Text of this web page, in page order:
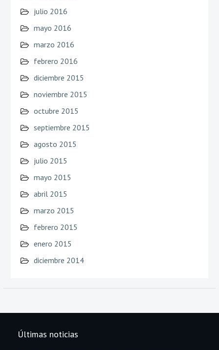
julio 2016
mayo 2016
marzo 2016
febrero 2016
diciembre 2015
noviembre 2015
octubre 2015
septiembre 2015
agosto 2015
julio 2015
mayo 2015
abril 2015
marzo 2015
febrero 2015
enero 2015
diciembre 2014
Últimas noticias